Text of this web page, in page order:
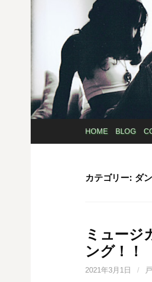
テ
ン
ツ
キ
ッ
HOME BLOG
カテゴリー: ダ
ミュージ
ング！！
2021年3月1日 /